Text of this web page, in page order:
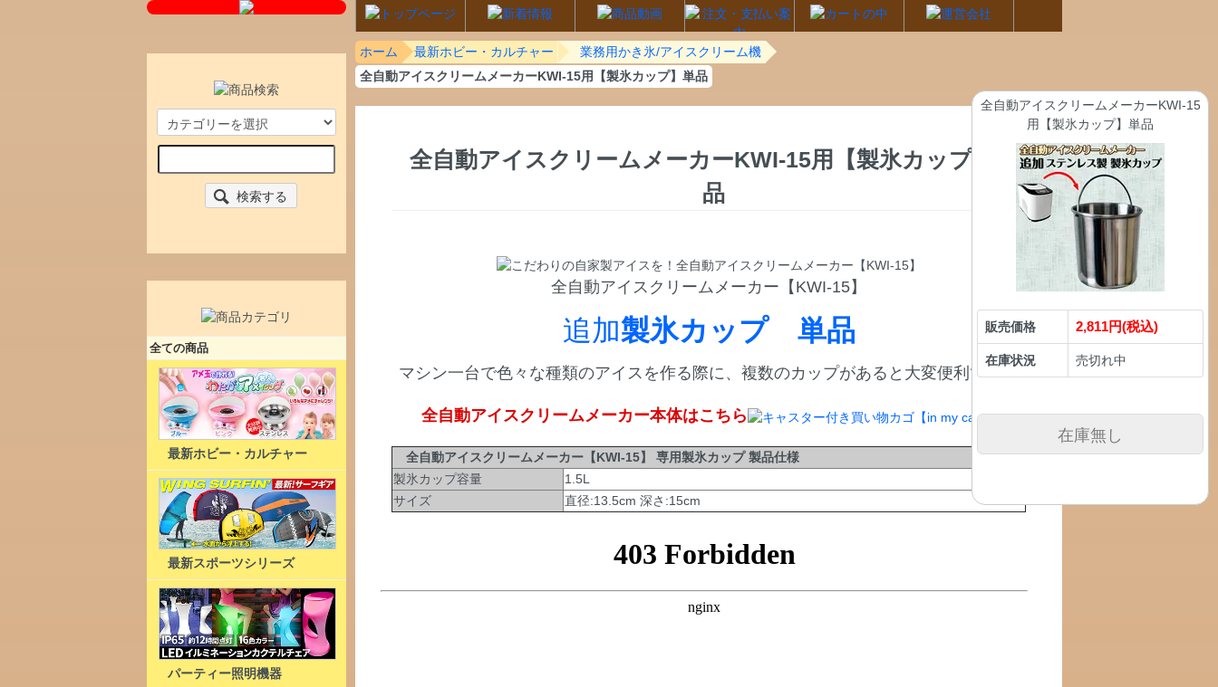
ホーム 最新ホビー・カルチャー
業務用かき氷/アイスクリーム機
全自動アイスクリームメーカーKWI-15用【製氷カップ】単品
全自動アイスクリームメーカーKWI-15用【製氷カップ】単
品
全自動アイスクリームメーカー【KWI-15】
追加製氷カップ 単品
マシン一台で色々な種類のアイスを作る際に、複数のカップがあると大変便利です。
全自動アイスクリームメーカー本体はこちら
全自動アイスクリームメーカー【KWI-15】 専用製氷カップ 製品仕様
製氷カップ容量
1.5L
サイズ
直径:13.5cm 深さ:15cm
全自動アイスクリームメーカーKWI-15
用【製氷カップ】単品
販売価格 2,811円(税込)
在庫状況 売切れ中
在庫無し
検索する
全ての商品
最新ホビー・カルチャー
最新スポーツシリーズ
パーティー照明機器